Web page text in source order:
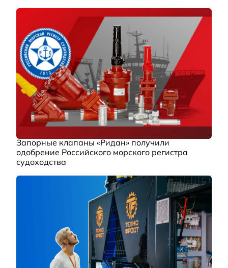
Запорные клапаны «Ридан» получили
одобрение Российского морского регистра
судоходства